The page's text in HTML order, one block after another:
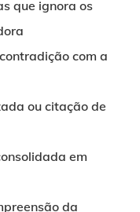
que ignora os
com a
ou citação de
em
da